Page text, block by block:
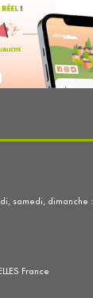
France
samedi, dimanche :